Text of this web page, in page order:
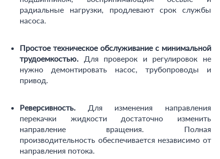
радиальные нагрузки, продлевают срок службы
насоса.
Простое техническое обслуживание с минимальной
трудоемкостью.Для проверок и регулировок не
нужно демонтировать насос, трубопроводы и
привод.
Реверсивность.Для изменения направления
перекачки жидкости достаточно изменить
направление вращения. Полная
производительность обеспечивается независимо от
направления потока.